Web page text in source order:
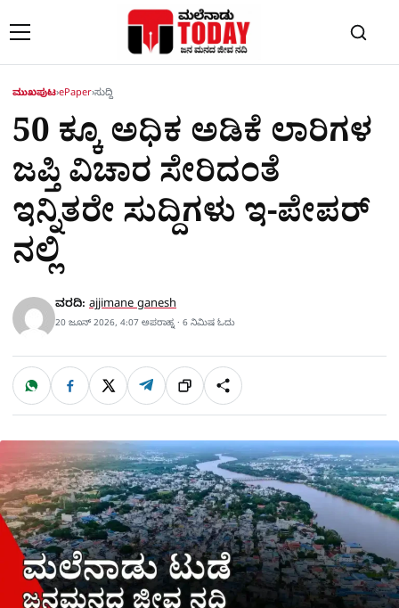
ಮುಖಪುಟ›ePaper›ಸುದ್ದಿ
50 ಕ್ಕೂ ಅಧಿಕ ಅಡಿಕೆ ಲಾರಿಗಳ
ಜಪ್ತಿ ವಿಚಾರ ಸೇರಿದಂತೆ
ಇನ್ನಿತರೇ ಸುದ್ದಿಗಳು ಇ-ಪೇಪರ್​​
ನಲ್ಲಿ
ವರದಿ: ajjimane ganesh
20 ಜೂನ್ 2026, 4:07 ಅಪರಾಹ್ನ · 6 ನಿಮಿಷ ಓದು
ಹಂಚಿಕೊಳ್ಳಿ
W
a
t
p
F
c
e
o
X T
l
e
a
m
ಲಿಂ
ಕ್
S
h
a
r
e